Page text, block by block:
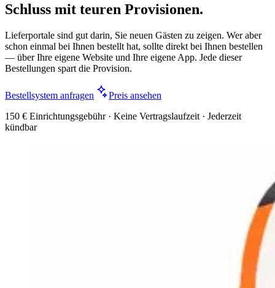
Schluss mit teuren Provisionen.
Lieferportale sind gut darin, Sie neuen Gästen zu zeigen. Wer aber
schon einmal bei Ihnen bestellt hat, sollte direkt bei Ihnen bestellen
— über Ihre eigene Website und Ihre eigene App. Jede dieser
Bestellungen spart die Provision.
Bestellsystem anfragen
Preis ansehen
150 € Einrichtungsgebühr · Keine Vertragslaufzeit · Jederzeit
kündbar